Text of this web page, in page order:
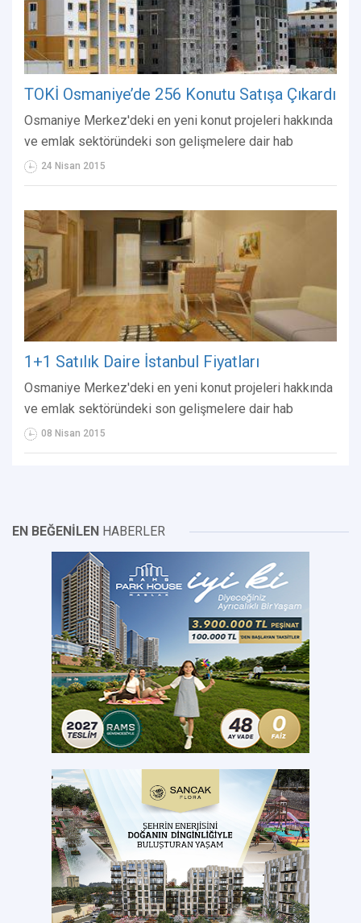
TOKİ Osmaniye’de 256 Konutu Satışa Çıkardı
Osmaniye Merkez'deki en yeni konut projeleri hakkında
ve emlak sektöründeki son gelişmelere dair hab
24 Nisan 2015
1+1 Satılık Daire İstanbul Fiyatları
Osmaniye Merkez'deki en yeni konut projeleri hakkında
ve emlak sektöründeki son gelişmelere dair hab
08 Nisan 2015
EN BEĞENİLEN HABERLER